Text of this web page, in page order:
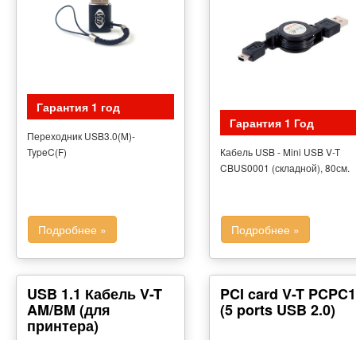
Гарантия 1 год
Переходник USB3.0(M)-
TypeC(F)
Подробнее »
Гарантия 1 Год
Кабель USB - Mini USB V-T
CBUS0001 (складной), 80см.
Подробнее »
USB 1.1 Кабель V-T
AM/BM (для
принтера)
PCI card V-T
(5 ports USB 2.0)